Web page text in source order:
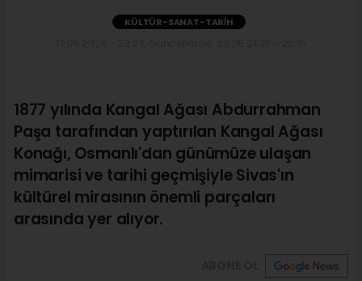
KÜLTÜR-SANAT-TARIH
1877 yılında Kangal Ağası Abdurrahman
Paşa tarafından yaptırılan Kangal Ağası
Konağı, Osmanlı'dan günümüze ulaşan
mimarisi ve tarihi geçmişiyle Sivas'ın
kültürel mirasının önemli parçaları
arasında yer alıyor.